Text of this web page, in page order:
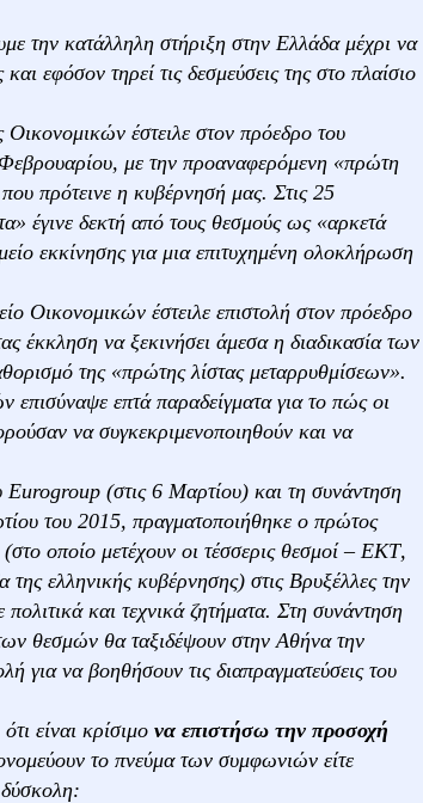
την κατάλληλη στήριξη στην Ελλάδα μέχρι να
εφόσον τηρεί τις δεσμεύσεις της στο πλαίσιο
έστειλε στον πρόεδρο του
με την προαναφερόμενη «πρώτη
πρότεινε η κυβέρνησή μας. Στις 25
έγινε δεκτή από τους θεσμούς ως «αρκετά
εκκίνησης για μια επιτυχημένη ολοκλήρωση
Οικονομικών έστειλε επιστολή στον πρόεδρο
έκκληση να ξεκινήσει άμεσα η διαδικασία των
της «πρώτης λίστας μεταρρυθμίσεων».
επισύναψε επτά παραδείγματα για το πώς οι
να συγκεκριμενοποιηθούν και να
(στις 6 Μαρτίου) και τη συνάντηση
του 2015, πραγματοποιήθηκε ο πρώτος
οποίο μετέχουν οι τέσσερις θεσμοί – ΕΚΤ,
ελληνικής κυβέρνησης) στις Βρυξέλλες την
και τεχνικά ζητήματα. Στη συνάντηση
θεσμών θα ταξιδέψουν στην Αθήνα την
για να βοηθήσουν τις διαπραγματεύσεις του
είναι κρίσιμο να επιστήσω την προσοχή
το πνεύμα των συμφωνιών είτε